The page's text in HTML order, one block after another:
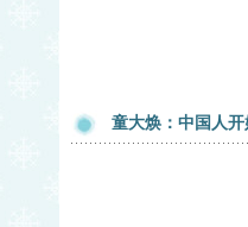
童大焕：中国人